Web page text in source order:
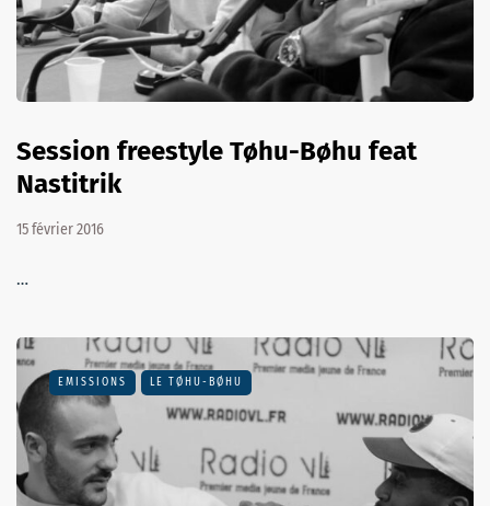
Session freestyle Tøhu-Bøhu feat
Nastitrik
15 février 2016
…
EMISSIONS LE TØHU-BØHU